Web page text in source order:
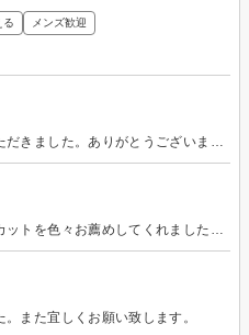
る メンズ歓迎
また宜しくお願い致します。